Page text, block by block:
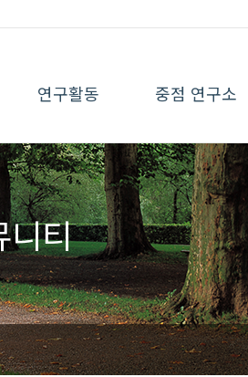
연구활동 중점 연구소
니티